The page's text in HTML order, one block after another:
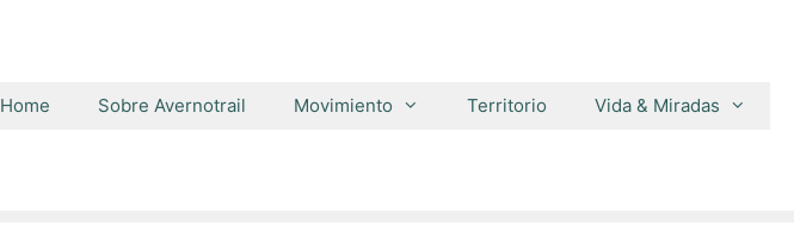
Home
Sobre Avernotrail Movimiento Territorio Vida & Miradas